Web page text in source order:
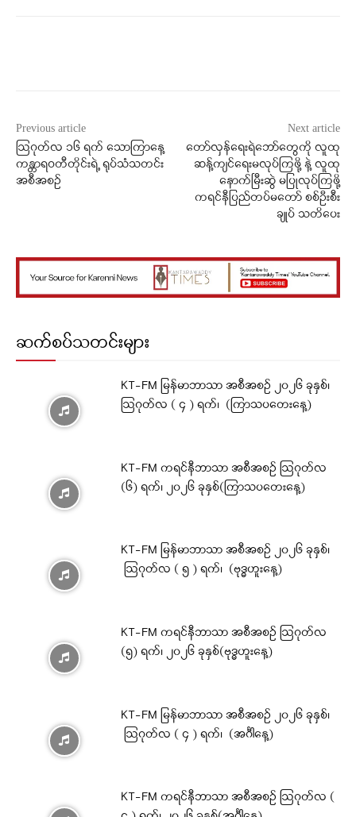
Previous article
ဩဂုတ်လ ၁၆ ရက် သောကြာနေ့
ကန္တာရဝတီတိုင်းရဲ့ ရုပ်သံသတင်း
အစီအစဉ်
Next article
တော်လှန်ရေးရဲဘော်တွေကို လူထု
ဆန့်ကျင်ရေးမလုပ်ကြဖို့ နဲ့ လူထု
နောက်မြီးဆွဲ မပြုလုပ်ကြဖို့
ကရင်နီပြည်တပ်မတော် စစ်ဦးစီး
ချုပ် သတိပေး
ဆက်စပ်သတင်းများ
KT-FM မြန်မာဘာသာ အစီအစဉ် ၂၀၂၆ ခုနှစ်၊
ဩဂုတ်လ ( ၄ ) ရက်၊ (ကြာသပတေးနေ့)
KT-FM ကရင်နီဘာသာ အစီအစဉ် ဩဂုတ်လ
(၆) ရက်၊ ၂၀၂၆ ခုနှစ်(ကြာသပတေးနေ့)
KT-FM မြန်မာဘာသာ အစီအစဉ် ၂၀၂၆ ခုနှစ်၊
ဩဂုတ်လ ( ၅ ) ရက်၊ (ဗုဒ္ဓဟူးနေ့)
KT-FM ကရင်နီဘာသာ အစီအစဉ် ဩဂုတ်လ
(၅) ရက်၊ ၂၀၂၆ ခုနှစ်(ဗုဒ္ဓဟူးနေ့)
KT-FM မြန်မာဘာသာ အစီအစဉ် ၂၀၂၆ ခုနှစ်၊
ဩဂုတ်လ ( ၄ ) ရက်၊ (အင်္ဂါနေ့)
KT-FM ကရင်နီဘာသာ အစီအစဉ် ဩဂုတ်လ (